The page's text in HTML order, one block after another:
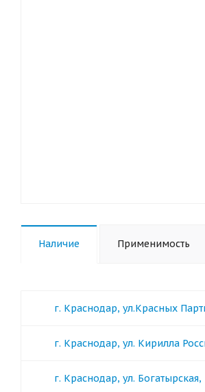
Наличие Применимость
г. Краснодар, ул.Красных
г. Краснодар, ул. Кирилла
г. Краснодар, ул. Богатырская,